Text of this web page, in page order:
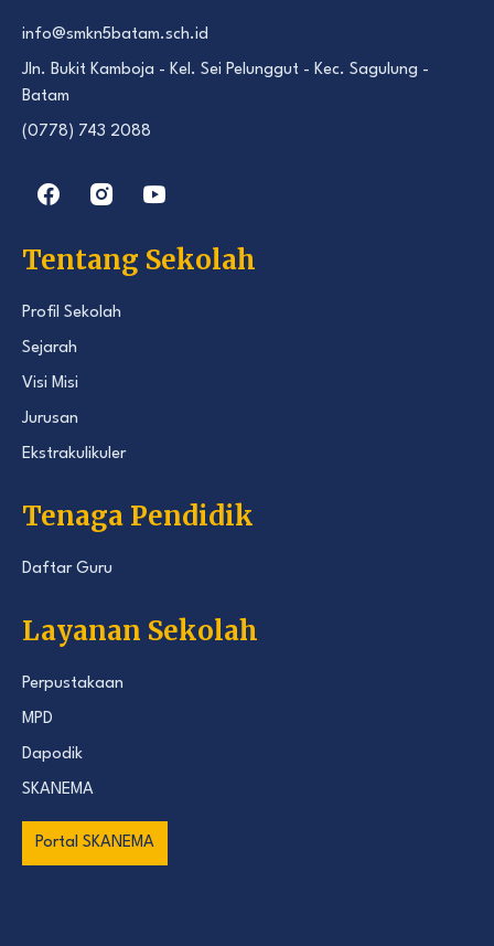
info@smkn5batam.sch.id
Jln. Bukit Kamboja - Kel. Sei Pelunggut - Kec. Sagulung -
Batam
(0778) 743 2088
Tentang Sekolah
Profil Sekolah
Sejarah
Visi Misi
Jurusan
Ekstrakulikuler
Tenaga Pendidik
Daftar Guru
Layanan Sekolah
Perpustakaan
MPD
Dapodik
SKANEMA
Portal SKANEMA